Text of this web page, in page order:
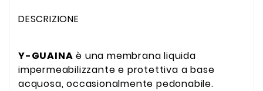
DESCRIZIONE
Y-GUAINA è una membrana liquida
impermeabilizzante e protettiva a base
acquosa, occasionalmente pedonabile.